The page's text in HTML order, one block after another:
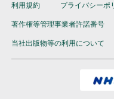
利用規約 プライバシーポ
著作権等管理事業者許諾番号
当社出版物等の利用について